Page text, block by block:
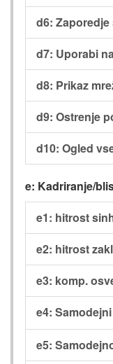
d6:
d7: Uporabi
d8: Prikaz
d9: Ostrenje
d10: Ogled
e: Kadriranje/
e1: hitrost
e2: hitrost
e3: komp.
e4: Samodejni
e5: